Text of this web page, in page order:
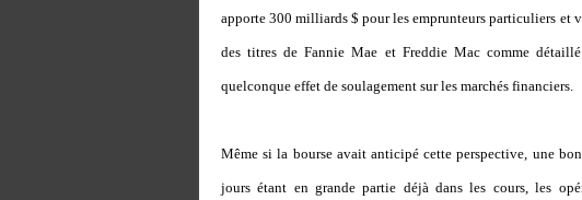
apporte 300 milliards $ pour les emprunteurs particuliers et
des titres de Fannie Mae et Freddie Mac comme
quelconque effet de soulagement sur les marchés financiers.
Même si la bourse avait anticipé cette perspective, une
jours étant en grande partie déjà dans les cours, les